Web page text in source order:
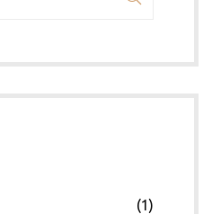
(1)